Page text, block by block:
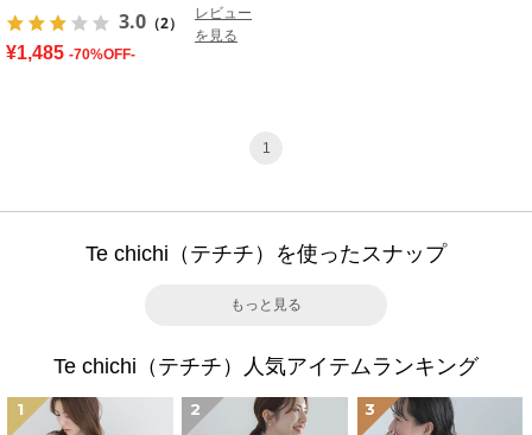
3.0 （2）
レビュー
を見る
¥1,485 -70%OFF-
1
Te chichi（テチチ）を使ったスナップ
もっと見る
Te chichi（テチチ）人気アイテムランキング
1 2 3